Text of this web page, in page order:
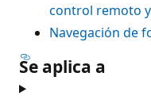
control remoto
Navegación de
Se aplica a